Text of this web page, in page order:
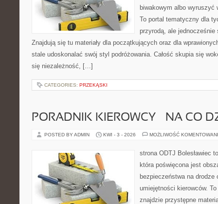
biwakowym albo wyruszyć
To portal tematyczny dla
przyrodą, ale
Znajdują się tu materiały dla początkujących oraz dla
stale udoskonalać swój styl podróżowania. Całość skupia się
się niezależność, […]
CATEGORIES: PRZEKĄSKI
PORADNIK KIEROWCY – NA CO
POSTED BY ADMIN KWI - 3 - 2026 MOŻLIWOŚĆ
strona ODTJ Bolesławiec
która poświęcona jest
bezpieczeństwa na drodze
umiejętności kierowców.
znajdzie przystępne